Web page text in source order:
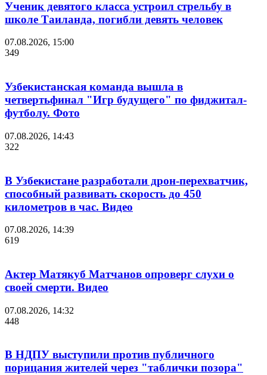
Ученик девятого класса устроил стрельбу в
школе Таиланда, погибли девять человек
07.08.2026, 15:00
349
Узбекистанская команда вышла в
четвертьфинал "Игр будущего" по фиджитал-
футболу. Фото
07.08.2026, 14:43
322
В Узбекистане разработали дрон-перехватчик,
способный развивать скорость до 450
километров в час. Видео
07.08.2026, 14:39
619
Актер Матякуб Матчанов опроверг слухи о
своей смерти. Видео
07.08.2026, 14:32
448
В НДПУ выступили против публичного
порицания жителей через "таблички позора"